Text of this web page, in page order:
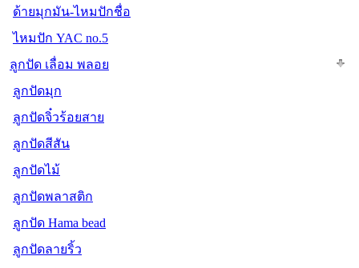
ด้ายมุกมัน-ไหมปักชื่อ
ไหมปัก YAC no.5
ลูกปัด เลื่อม พลอย
ลูกปัดมุก
ลูกปัดจิ๋วร้อยสาย
ลูกปัดสีสัน
ลูกปัดไม้
ลูกปัดพลาสติก
ลูกปัด Hama bead
ลูกปัดลายริ้ว